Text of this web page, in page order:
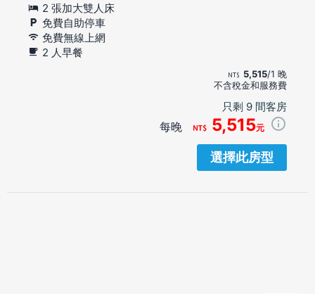
2 張加大雙人床
免費自助停車
免費無線上網
2 人早餐
5,515/1 晚
不含稅金和服務費
只剩 9 間客房
每晚 5,515元
選擇此房型